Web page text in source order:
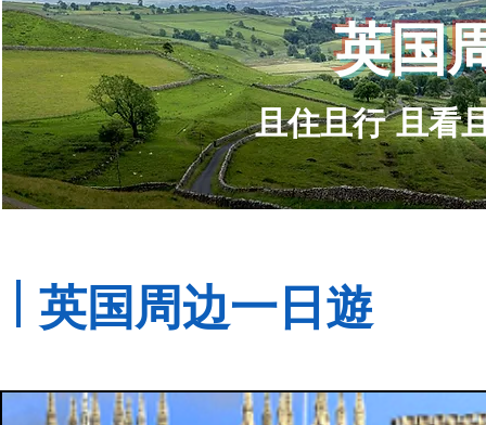
英国
且住且行 且看
英国周边一日遊